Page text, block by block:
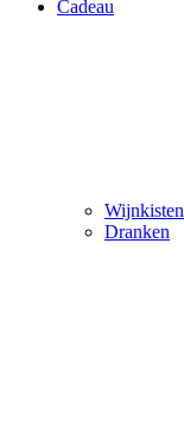
Cadeau
Wijnkisten
Dranken